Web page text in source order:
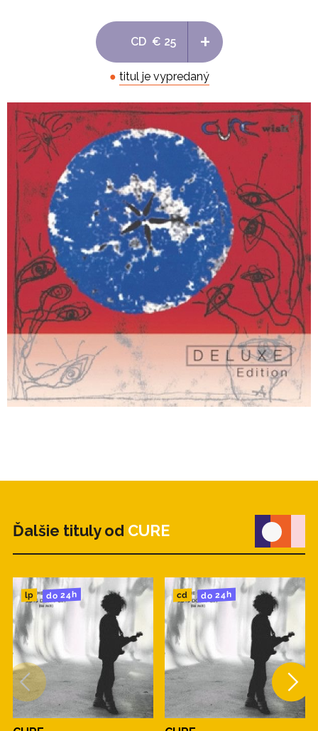
CD € 25 +
● titul je vypredaný
Ďalšie tituly od CURE
lp do 24h cd do 24h